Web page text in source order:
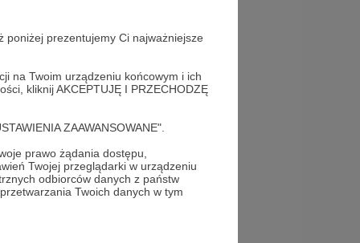
poniżej prezentujemy Ci najważniejsze
na Twoim urządzeniu końcowym i ich
kliknij AKCEPTUJĘ I PRZECHODZĘ
ZAAWANSOWANE".
prawo żądania dostępu,
Twojej przeglądarki w urządzeniu
odbiorców danych z państw
Twoich danych w tym